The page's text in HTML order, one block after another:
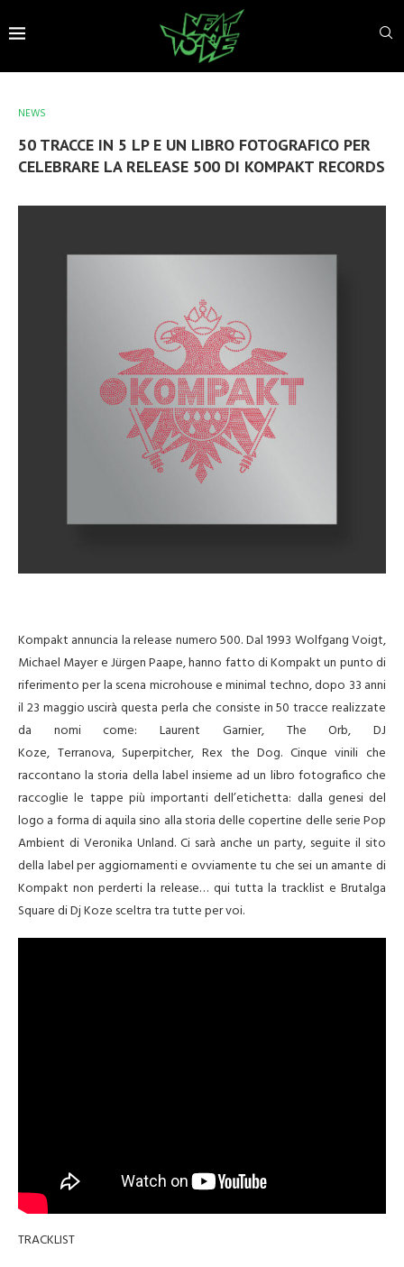
NEWS
50 TRACCE IN 5 LP E UN LIBRO FOTOGRAFICO PER
CELEBRARE LA RELEASE 500 DI KOMPAKT RECORDS
Kompakt annuncia la release numero 500. Dal 1993 Wolfgang Voigt,
Michael Mayer e Jürgen Paape, hanno fatto di Kompakt un punto di
riferimento per la scena microhouse e minimal techno, dopo 33 anni
il 23 maggio uscirà questa perla che consiste in 50 tracce realizzate
da nomi come: Laurent Garnier, The Orb, DJ
Koze, Terranova, Superpitcher, Rex the Dog. Cinque vinili che
raccontano la storia della label insieme ad un libro fotografico che
raccoglie le tappe più importanti dell’etichetta: dalla genesi del
logo a forma di aquila sino alla storia delle copertine delle serie Pop
Ambient di Veronika Unland. Ci sarà anche un party, seguite il sito
della label per aggiornamenti e ovviamente tu che sei un amante di
Kompakt non perderti la release… qui tutta la tracklist e Brutalga
Square di Dj Koze sceltra tra tutte per voi.
TRACKLIST